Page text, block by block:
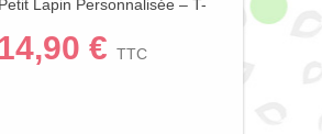
Afficher Plus
Lapin Personnalisée – T-
14,90 € TTC